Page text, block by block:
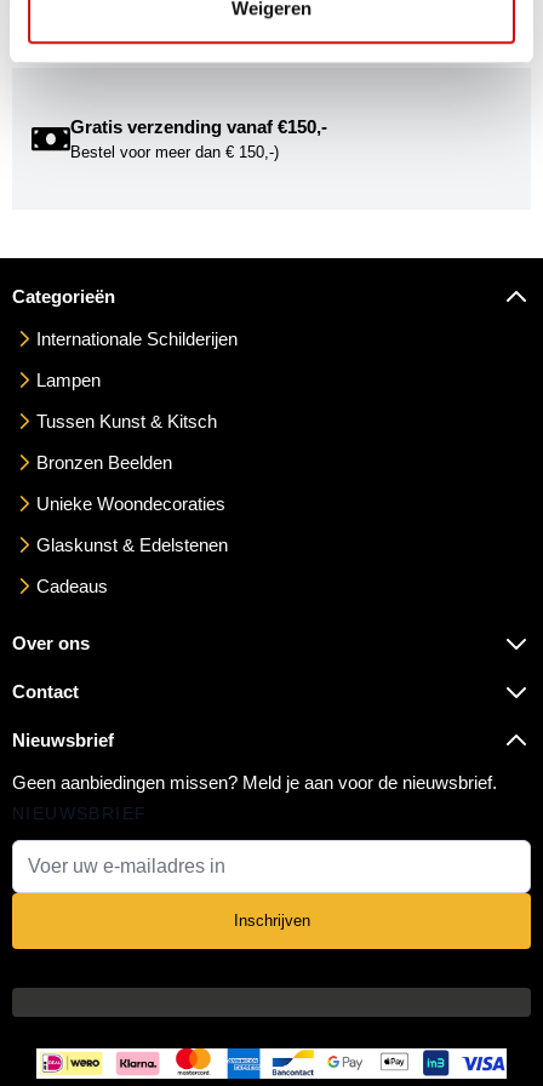
Weigeren
mogelijkheden om uw kunst via Kunstuwel.nl te presenteren.
Gratis verzending vanaf €150,-
Bestel voor meer dan € 150,-)
Categorieën
Internationale Schilderijen
Lampen
Tussen Kunst & Kitsch
Bronzen Beelden
Unieke Woondecoraties
Glaskunst & Edelstenen
Cadeaus
Over ons
Contact
Nieuwsbrief
Geen aanbiedingen missen? Meld je aan voor de nieuwsbrief.
NIEUWSBRIEF
Inschrijven